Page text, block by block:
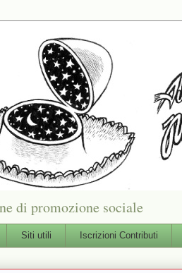
di promozione sociale
Siti utili Iscrizioni Contributi